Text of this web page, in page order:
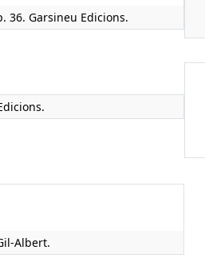
36. Garsineu Edicions.
Albert.